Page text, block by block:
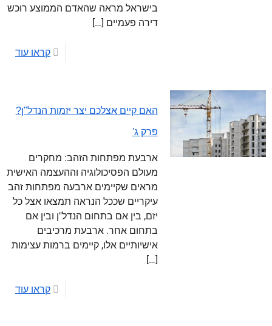
בישראל מראה שהאדם הממוצע רוכש
דירה פעמיים […]
קראו עוד
האם קיים אצלכם יצר יזמות הנדל"ן?
פרק ג'
ארבעת מפתחות הזהב: מחקרים
מעולם הפסיכולוגיה וההעצמה האישית
מראים שקיימים ארבעה מפתחות זהב
עיקריים שככל הנראה תמצאו אצל כל
יזם, בין אם בתחום הנדל"ן ובין אם
בתחום אחר. ארבעת מרכיבים
אישיותיים אלו, קיימים ברמות עצימות
[…]
קראו עוד